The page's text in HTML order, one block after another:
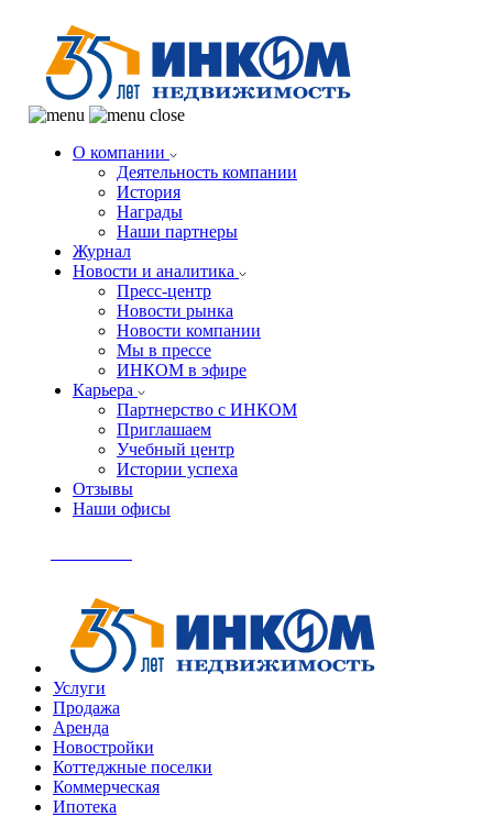
О компании
Деятельность компании
История
Награды
Наши партнеры
Журнал
Новости и аналитика
Пресс-центр
Новости рынка
Новости компании
Мы в прессе
ИНКОМ в эфире
Карьера
Партнерство с ИНКОМ
Приглашаем
Учебный центр
Истории успеха
Отзывы
Наши офисы
Услуги
Продажа
Аренда
Новостройки
Коттеджные поселки
Коммерческая
Ипотека